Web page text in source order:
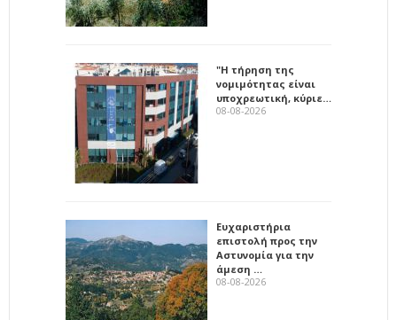
"Η τήρηση της
νομιμότητας είναι
υποχρεωτική, κύριε…
08-08-2026
Ευχαριστήρια
επιστολή προς την
Αστυνομία για την
άμεση …
08-08-2026